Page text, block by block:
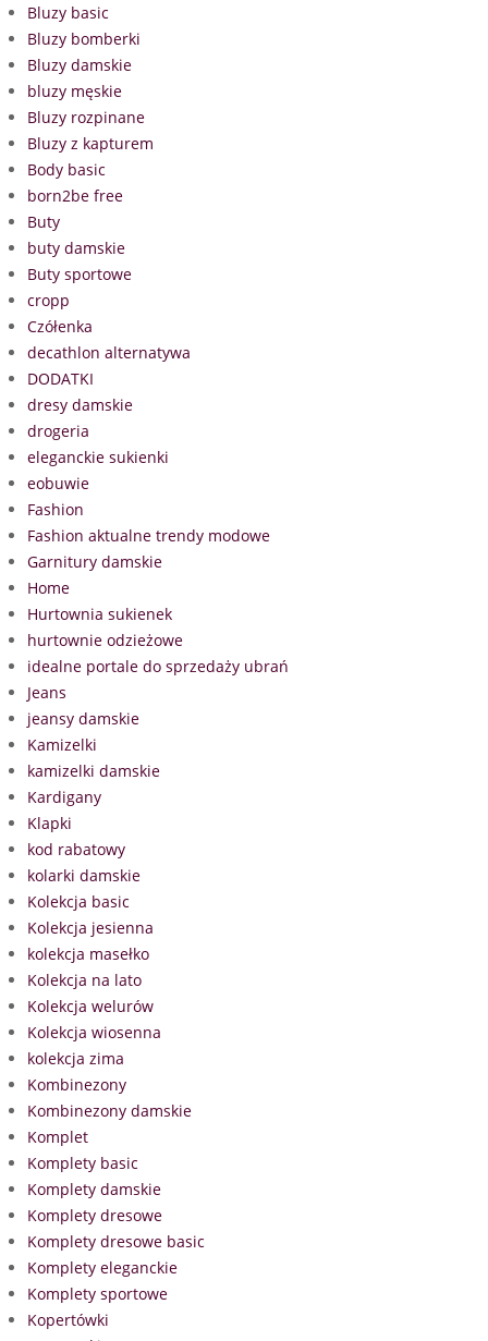
Bluzy basic
Bluzy bomberki
Bluzy damskie
bluzy męskie
Bluzy rozpinane
Bluzy z kapturem
Body basic
born2be free
Buty
buty damskie
Buty sportowe
cropp
Czółenka
decathlon alternatywa
DODATKI
dresy damskie
drogeria
eleganckie sukienki
eobuwie
Fashion
Fashion aktualne trendy modowe
Garnitury damskie
Home
Hurtownia sukienek
hurtownie odzieżowe
idealne portale do sprzedaży ubrań
Jeans
jeansy damskie
Kamizelki
kamizelki damskie
Kardigany
Klapki
kod rabatowy
kolarki damskie
Kolekcja basic
Kolekcja jesienna
kolekcja masełko
Kolekcja na lato
Kolekcja welurów
Kolekcja wiosenna
kolekcja zima
Kombinezony
Kombinezony damskie
Komplet
Komplety basic
Komplety damskie
Komplety dresowe
Komplety dresowe basic
Komplety eleganckie
Komplety sportowe
Kopertówki